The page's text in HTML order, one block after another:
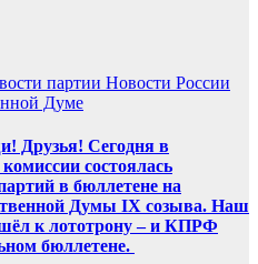
партии Новости России
Думе
Друзья! Сегодня в
состоялась
в бюллетене на
Думы IX созыва. Наш
к лототрону – и КПРФ
бюллетене.